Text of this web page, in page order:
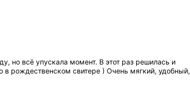
но всё упускала момент. В этот раз решилась и
в рождественском свитере ) Очень мягкий, удобный,